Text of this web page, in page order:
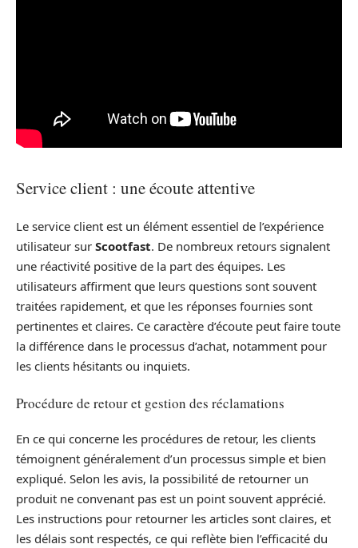
Service client : une écoute attentive
Le service client est un élément essentiel de l’expérience
utilisateur sur Scootfast. De nombreux retours signalent
une réactivité positive de la part des équipes. Les
utilisateurs affirment que leurs questions sont souvent
traitées rapidement, et que les réponses fournies sont
pertinentes et claires. Ce caractère d’écoute peut faire toute
la différence dans le processus d’achat, notamment pour
les clients hésitants ou inquiets.
Procédure de retour et gestion des réclamations
En ce qui concerne les procédures de retour, les clients
témoignent généralement d’un processus simple et bien
expliqué. Selon les avis, la possibilité de retourner un
produit ne convenant pas est un point souvent apprécié.
Les instructions pour retourner les articles sont claires, et
les délais sont respectés, ce qui reflète bien l’efficacité du